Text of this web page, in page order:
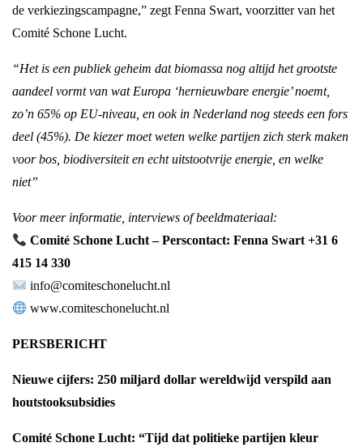
de verkiezingscampagne,” zegt Fenna Swart, voorzitter van het
Comité Schone Lucht.
“Het is een publiek geheim dat biomassa nog altijd het grootste
aandeel vormt van wat Europa ‘hernieuwbare energie’ noemt,
zo’n 65% op EU-niveau, en ook in Nederland nog steeds een fors
deel (45%). De kiezer moet weten welke partijen zich sterk maken
voor bos, biodiversiteit en echt uitstootvrije energie, en welke
niet”
Voor meer informatie, interviews of beeldmateriaal:
Comité Schone Lucht – Perscontact: Fenna Swart +31 6
415 14 330
info@comiteschonelucht.nl
www.comiteschonelucht.nl
PERSBERICHT
Nieuwe cijfers: 250 miljard dollar wereldwijd verspild aan
houtstooksubsidies
Comité Schone Lucht: “Tijd dat politieke partijen kleur